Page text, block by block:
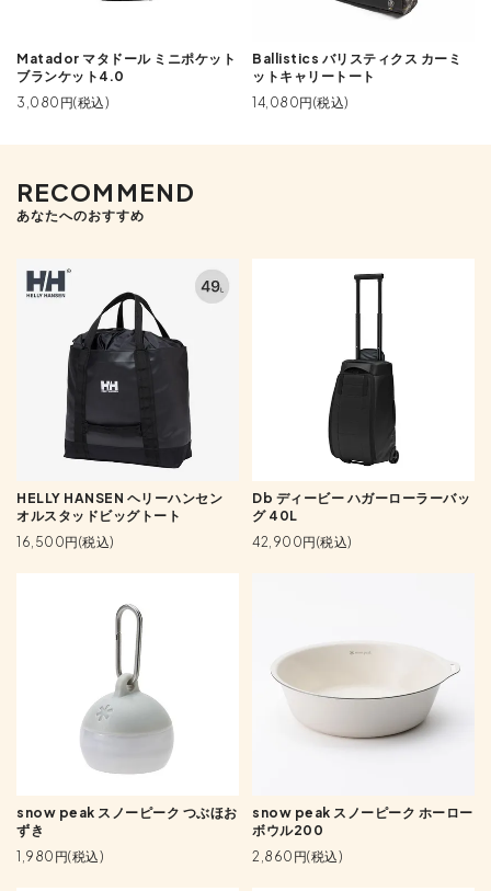
Matador マタドール ミニポケット
ブランケット4.0
3,080円(税込)
Ballistics バリスティクス カーミ
ットキャリートート
14,080円(税込)
RECOMMEND
あなたへのおすすめ
HELLY HANSEN ヘリーハンセン
オルスタッドビッグトート
16,500円(税込)
Db ディービー ハガーローラーバッ
グ 40L
42,900円(税込)
snow peak スノーピーク つぶほお
ずき
1,980円(税込)
snow peak スノーピーク ホーロー
ボウル200
2,860円(税込)